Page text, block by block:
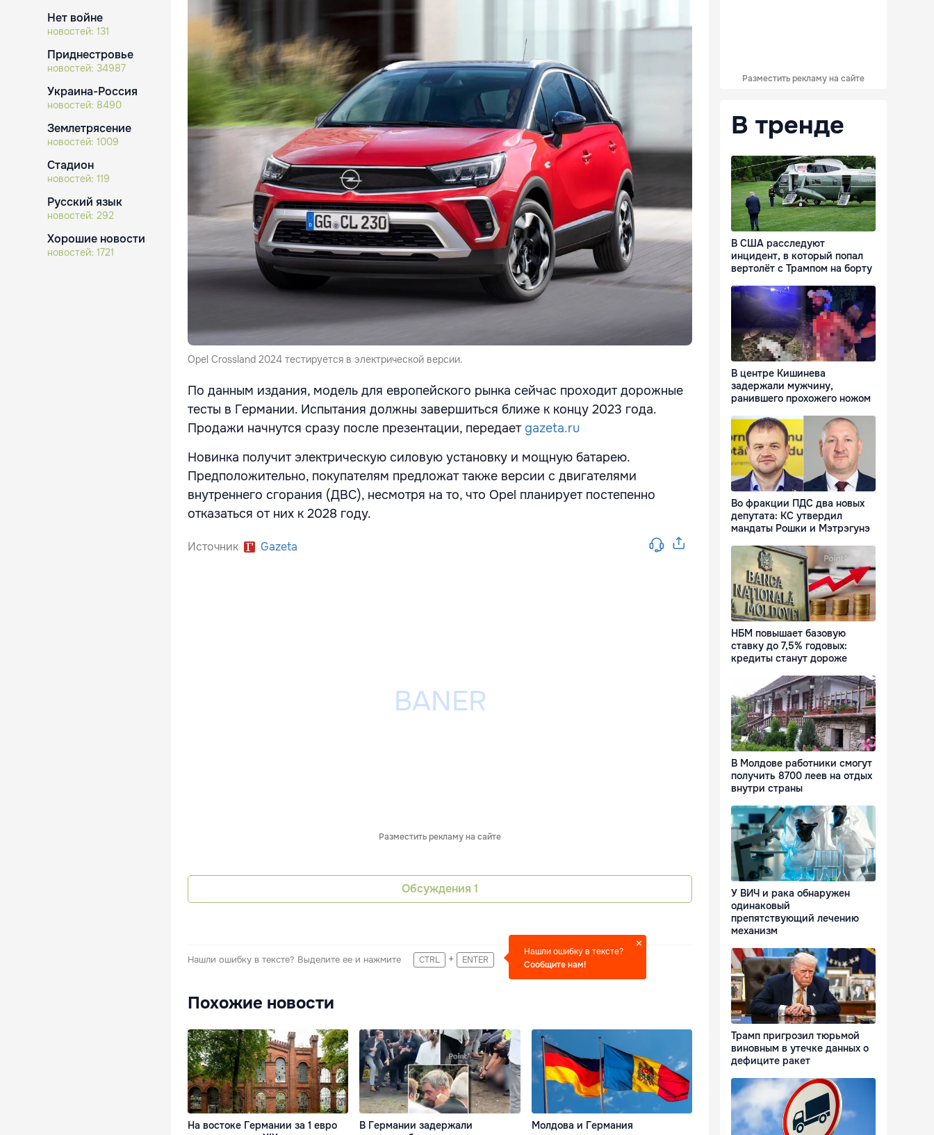
Нет войне
новостей: 131
Приднестровье
новостей: 34987
Украина-Россия
новостей: 8490
Землетрясение
новостей: 1009
Стадион
новостей: 119
Русский язык
новостей: 292
Хорошие новости
новостей: 1721
Opel Crossland 2024 тестируется в электрической версии.
По данным издания, модель для европейского рынка сейчас проходит дорожные
тесты в Германии. Испытания должны завершиться ближе к концу 2023 года.
Продажи начнутся сразу после презентации, передает gazeta.ru
Новинка получит электрическую силовую установку и мощную батарею.
Предположительно, покупателям предложат также версии с двигателями
внутреннего сгорания (ДВС), несмотря на то, что Opel планирует постепенно
отказаться от них к 2028 году.
Источник Gazeta
Разместить рекламу на сайте
Обсуждения 1
Нашли ошибку в тексте? Выделите ее и нажмите CTRL + ENTER
Нашли ошибку в тексте?
Сообщите нам!
Похожие новости
На востоке Германии за 1 евро
В Германии задержали
Молдова и Германия
Разместить рекламу на сайте
В тренде
В США расследуют
инцидент, в который попал
вертолёт с Трампом на борту
В центре Кишинева
задержали мужчину,
ранившего прохожего ножом
Во фракции ПДС два новых
депутата: КС утвердил
мандаты Рошки и Мэтрэгунэ
НБМ повышает базовую
ставку до 7,5% годовых:
кредиты станут дороже
В Молдове работники смогут
получить 8700 леев на отдых
внутри страны
У ВИЧ и рака обнаружен
одинаковый
препятствующий лечению
механизм
Трамп пригрозил тюрьмой
виновным в утечке данных о
дефиците ракет